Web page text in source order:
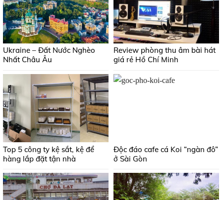
Ukraine – Đất Nước Nghèo
Nhất Châu Âu
Review phòng thu âm bài hát
giá rẻ Hồ Chí Minh
Top 5 công ty kệ sắt, kệ để
hàng lắp đặt tận nhà
Độc đáo cafe cá Koi “ngàn đô”
ở Sài Gòn